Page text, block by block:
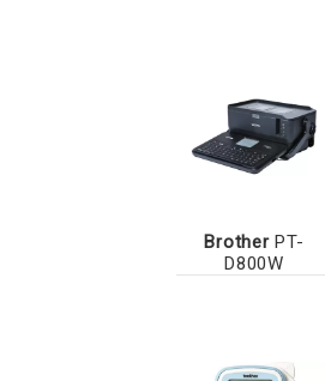
BrotherPT-
D800W